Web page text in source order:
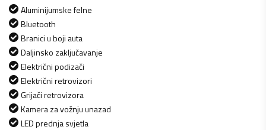
Aluminijumske felne
Bluetooth
Branici u boji auta
Daljinsko zaključavanje
Električni podizači
Električni retrovizori
Grijači retrovizora
Kamera za vožnju unazad
LED prednja svjetla